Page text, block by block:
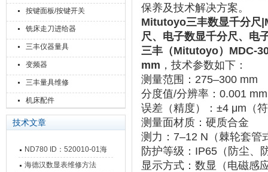
按键面板/按键开关
铣床走刀进给器
三丰仪器量具
变频器
三丰量具维修
机床配件
技术文章
ND780 ID：520010-01海
德汉数显表故障维修内容
海德汉数显表维修方法
保养及技术解决方案。
Mitutoyo三丰数显千分尺
尺、电子数显千分尺、电
三丰（Mitutoyo）MDC-
mm ，技术参数如下：‌‌
测量范围 ‌：‌ 275–300 mm
分度值/分辨率 ‌：‌ 0.001 mm
误差（精度）
‌：‌ ±4 μm （
测量面材质 ‌：‌ 硬质合金
测力 ‌：‌ 7–12 N （棘轮套
防护等级 ‌：‌ IP65 （防尘、
显示方式 ‌：‌ 数显（电磁感